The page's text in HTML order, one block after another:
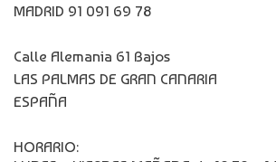
MADRID 91 091 69 78
Calle Alemania 61 Bajos
LAS PALMAS DE GRAN CANARIA
ESPAÑA
HORARIO: